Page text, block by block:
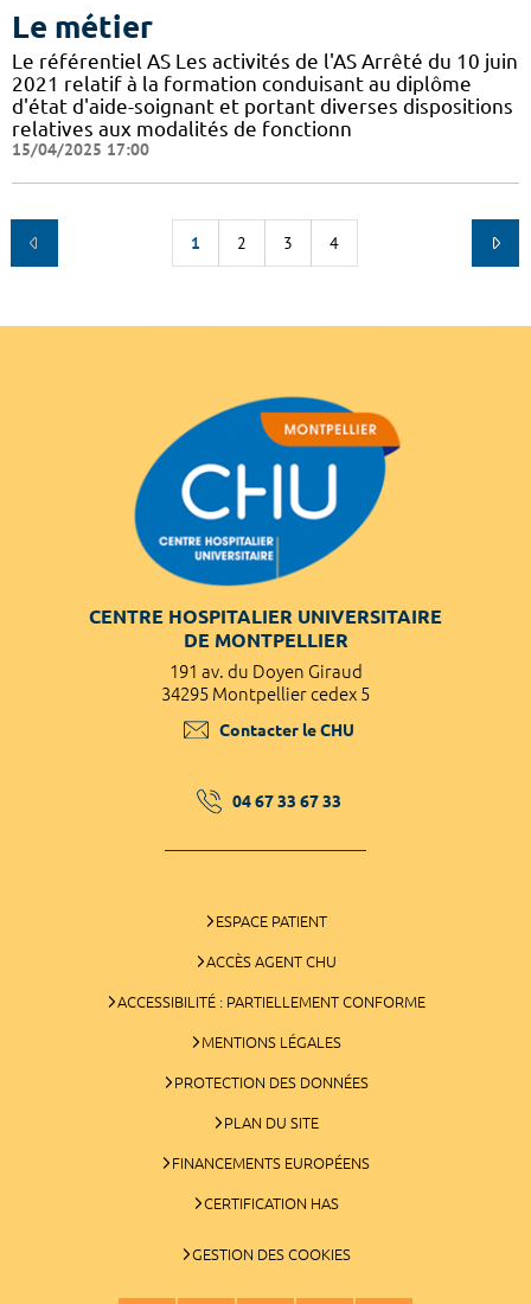
Le métier
Le référentiel AS Les activités de l'AS Arrêté du 10 juin
2021 relatif à la formation conduisant au diplôme
d'état d'aide-soignant et portant diverses dispositions
relatives aux modalités de fonctionn
15/04/2025 17:00
1 2 3 4
CENTRE HOSPITALIER UNIVERSITAIRE
DE MONTPELLIER
191 av. du Doyen Giraud
34295 Montpellier cedex 5
Contacter le CHU
04 67 33 67 33
ESPACE PATIENT
ACCÈS AGENT CHU
ACCESSIBILITÉ : PARTIELLEMENT CONFORME
MENTIONS LÉGALES
PROTECTION DES DONNÉES
PLAN DU SITE
FINANCEMENTS EUROPÉENS
CERTIFICATION HAS
GESTION DES COOKIES